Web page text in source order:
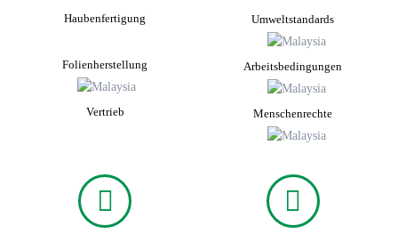
Hauben­fertigung
Folien­herstellung
Vertrieb
Umwelt­standards
Arbeits­bedingungen
Menschen­rechte